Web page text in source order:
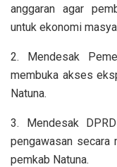
anggaran agar
untuk ekonomi
2. Mendesak
membuka akses
Natuna.
3. Mendesak
pengawasan secara
pemkab Natuna.